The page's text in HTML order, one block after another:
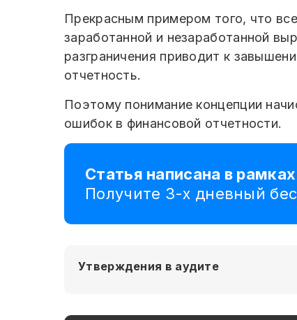
Прекрасным примером того, что
заработанной и незаработанной
разграничения приводит к
отчетность.
Поэтому понимание концепции
ошибок в финансовой отчетности.
Статья написана в
Получите 3-х дневный
Утверждения в аудите